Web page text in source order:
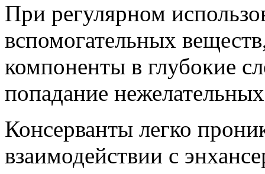
При регулярном
вспомогательных
компоненты в глубокие
попадание
Консерванты легко
взаимодействии с